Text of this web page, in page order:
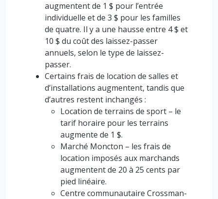
augmentent de 1 $ pour l’entrée
individuelle et de 3 $ pour les familles
de quatre. Il y a une hausse entre 4 $ et
10 $ du coût des laissez-passer
annuels, selon le type de laissez-
passer.
Certains frais de location de salles et
d’installations augmentent, tandis que
d’autres restent inchangés :
Location de terrains de sport – le
tarif horaire pour les terrains
augmente de 1 $.
Marché Moncton – les frais de
location imposés aux marchands
augmentent de 20 à 25 cents par
pied linéaire.
Centre communautaire Crossman-